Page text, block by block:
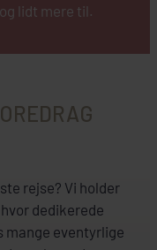
lidt mere til.
rejse? Vi holder
dedikerede
eventyrlige